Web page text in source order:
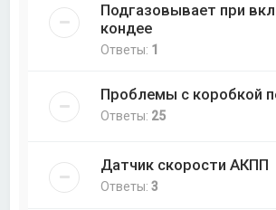
Подгазовывает при
кондее
Ответы: 1
Проблемы с коробкой
Ответы: 25
Датчик скорости АКПП
Ответы:3